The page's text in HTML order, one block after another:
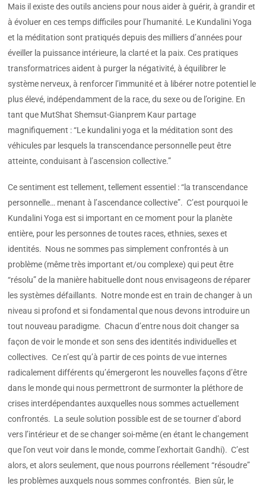
Mais il existe des outils anciens pour nous aider à guérir, à grandir et
à évoluer en ces temps difficiles pour l’humanité. Le Kundalini Yoga
et la méditation sont pratiqués depuis des milliers d’années pour
éveiller la puissance intérieure, la clarté et la paix. Ces pratiques
transformatrices aident à purger la négativité, à équilibrer le
système nerveux, à renforcer l’immunité et à libérer notre potentiel le
plus élevé, indépendamment de la race, du sexe ou de l’origine. En
tant que MutShat Shemsut-Gianprem Kaur partage
magnifiquement : “Le kundalini yoga et la méditation sont des
véhicules par lesquels la transcendance personnelle peut être
atteinte, conduisant à l’ascension collective.”
Ce sentiment est tellement, tellement essentiel : “la transcendance
personnelle… menant à l’ascendance collective”. C’est pourquoi le
Kundalini Yoga est si important en ce moment pour la planète
entière, pour les personnes de toutes races, ethnies, sexes et
identités. Nous ne sommes pas simplement confrontés à un
problème (même très important et/ou complexe) qui peut être
“résolu” de la manière habituelle dont nous envisageons de réparer
les systèmes défaillants. Notre monde est en train de changer à un
niveau si profond et si fondamental que nous devons introduire un
tout nouveau paradigme. Chacun d’entre nous doit changer sa
façon de voir le monde et son sens des identités individuelles et
collectives. Ce n’est qu’à partir de ces points de vue internes
radicalement différents qu’émergeront les nouvelles façons d’être
dans le monde qui nous permettront de surmonter la pléthore de
crises interdépendantes auxquelles nous sommes actuellement
confrontés. La seule solution possible est de se tourner d’abord
vers l’intérieur et de se changer soi-même (en étant le changement
que l’on veut voir dans le monde, comme l’exhortait Gandhi). C’est
alors, et alors seulement, que nous pourrons réellement “résoudre”
les problèmes auxquels nous sommes confrontés. Bien sûr, le